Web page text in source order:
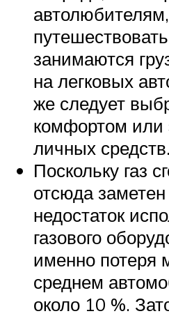
занимаются
на легковых
же следует
комфортом или
личных средств.
Поскольку газ
отсюда
недостаток
газового
именно потеря
среднем
около 10 %.